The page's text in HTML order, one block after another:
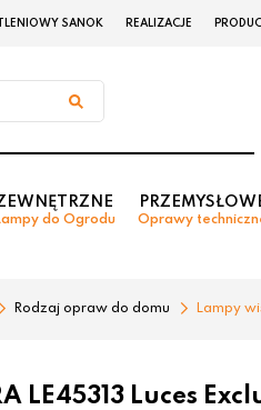
SANOK REALIZACJE
do Ogrodu Oprawy
Rodzaj opraw do domu Lampy
LE45313 Luces